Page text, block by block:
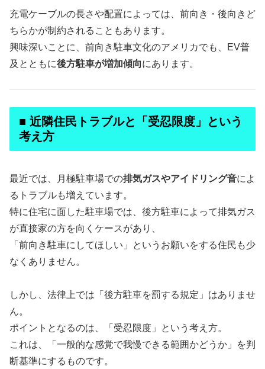
充電ケーブルの長さや配置によっては、前向き・後向きど
ちらかが制約されることもあります。
興味深いことに、前向き駐車文化のアメリカでも、EV普
及とともに後方駐車が増加傾向にあります。
■ 近隣住民トラブルと「受忍限度」という
考え方
最近では、月極駐車場での排気ガスやアイドリング音によ
るトラブルも増えています。
特に住宅に面した駐車場では、後方駐車によって排気ガス
が直接家の方を向くケースがあり、
「前向き駐車にしてほしい」というお願いをする住民も少
なくありません。
しかし、法律上では「後方駐車を罰する規定」はありませ
ん。
ポイントとなるのは、「受忍限度」という考え方。
これは、「一般的な感覚で我慢できる範囲かどうか」を判
断基準にするものです。